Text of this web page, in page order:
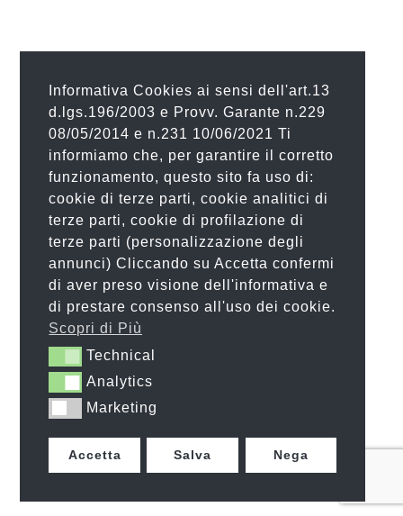
Informativa Cookies ai sensi dell'art.13
d.lgs.196/2003 e Provv. Garante n.229
08/05/2014 e n.231 10/06/2021 Ti
informiamo che, per garantire il corretto
funzionamento, questo sito fa uso di:
cookie di terze parti, cookie analitici di
terze parti, cookie di profilazione di
terze parti (personalizzazione degli
annunci) Cliccando su Accetta confermi
di aver preso visione dell'informativa e
di prestare consenso all'uso dei cookie.
Scopri di Più
TechnicalTechnical
AnalyticsAnalytics
MarketingMarketing
Accetta Salva Nega